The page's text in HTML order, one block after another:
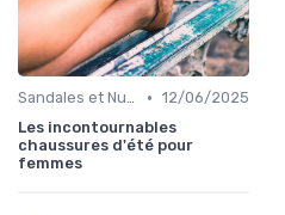
Sandales et Nu-pieds • 12/06/2025
Les incontournables
chaussures d'été pour
femmes